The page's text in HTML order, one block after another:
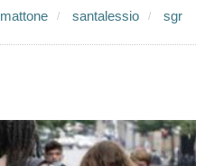
mattone santalessio sgr